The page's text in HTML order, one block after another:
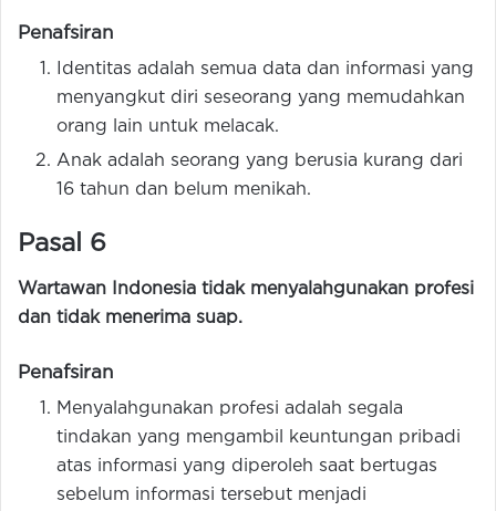
Penafsiran
Identitas adalah semua data dan informasi yang
menyangkut diri seseorang yang memudahkan
orang lain untuk melacak.
Anak adalah seorang yang berusia kurang dari
16 tahun dan belum menikah.
Pasal 6
Wartawan Indonesia tidak menyalahgunakan profesi
dan tidak menerima suap.
Penafsiran
Menyalahgunakan profesi adalah segala
tindakan yang mengambil keuntungan pribadi
atas informasi yang diperoleh saat bertugas
sebelum informasi tersebut menjadi